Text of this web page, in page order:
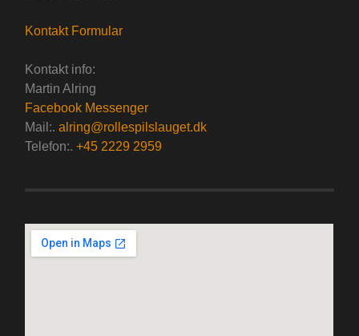
Kontakt Formular
Kontakt info:
Martin Alring
Facebook Messenger
Mail:.alring@rollespilslauget.dk
Telefon:.+45 2229 2959